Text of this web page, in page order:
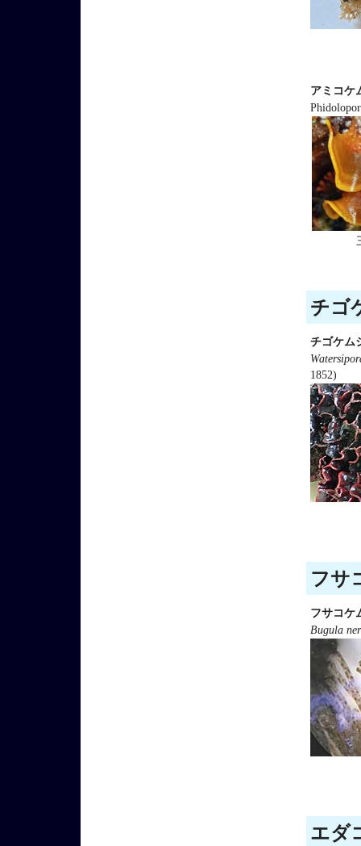
アミコケ
チゴ
チゴケム
1852)
フサ
フサコケ
Bugula
エダ